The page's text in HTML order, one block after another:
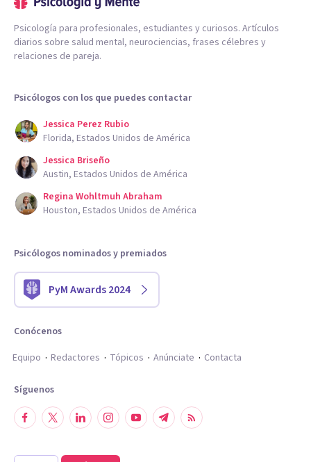
Psicología para profesionales, estudiantes y curiosos. Artículos
diarios sobre salud mental, neurociencias, frases célebres y
relaciones de pareja.
Psicólogos con los que puedes contactar
Jessica Perez Rubio
Florida, Estados Unidos de América
Jessica Briseño
Austin, Estados Unidos de América
Regina Wohltmuh Abraham
Houston, Estados Unidos de América
Psicólogos nominados y premiados
PyM Awards 2024
Conócenos
Equipo
Redactores Tópicos Anúnciate Contacta
Síguenos